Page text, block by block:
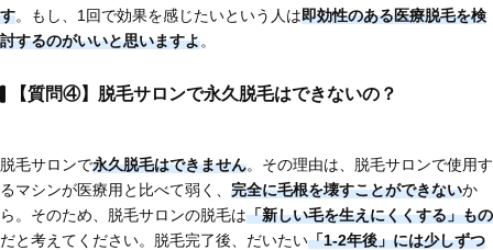
す。もし、1回で効果を感じたいという人は即効性のある医療脱毛を検
討するのがいいと思いますよ。
【質問④】脱毛サロンで永久脱毛はできないの？
脱毛サロンで永久脱毛はできません。その理由は、脱毛サロンで使用す
るマシンが医療用と比べて弱く、 完全に毛根を壊すことができないか
ら。そのため、脱毛サロンの脱毛は「新しい毛を生えにくくする」もの
だと考えてください。脱毛完了後、だいたい「1-2年後」には少しずつ